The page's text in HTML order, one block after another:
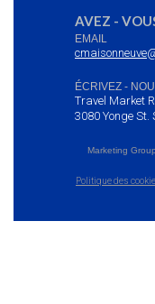
AVEZ -
EMAIL
ÉCRIVEZ -
Travel Market
3080 Yonge St.
Marketing
Politique des